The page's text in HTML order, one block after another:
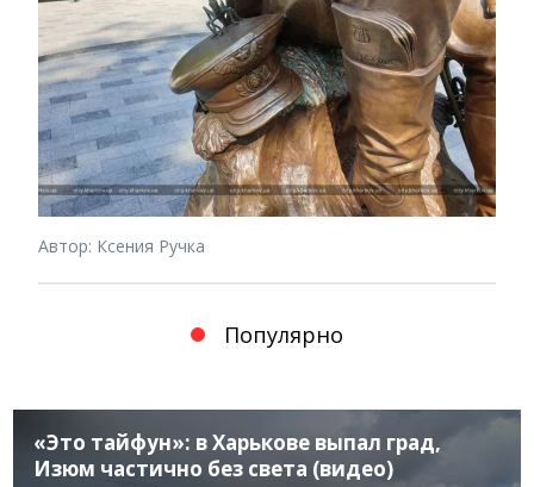
Автор: Ксения Ручка
Популярно
«Это тайфун»: в Харькове выпал град,
Изюм частично без света (видео)